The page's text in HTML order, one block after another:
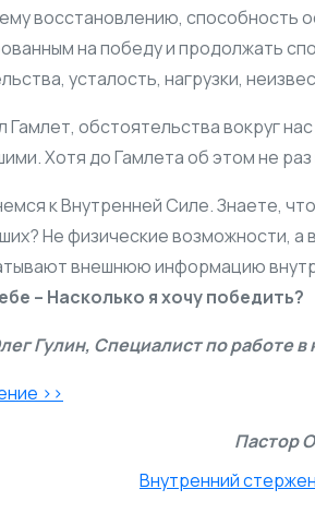
восстановлению, способность
на победу и продолжать
усталость, нагрузки,
Гамлет, обстоятельства вокруг
Хотя до Гамлета об этом не
к Внутренней Силе. Знаете,
Не физические возможности, а
внешнюю информацию
– Насколько я хочу победить?
Гулин, Специалист по работе в
>>
Пастор